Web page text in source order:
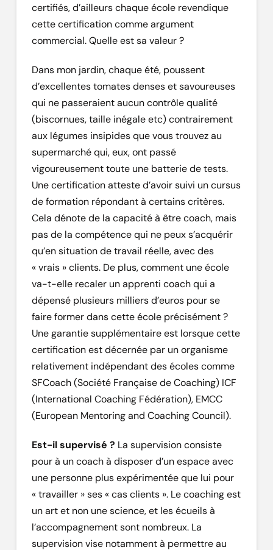
certifiés, d’ailleurs chaque école revendique
cette certification comme argument
commercial. Quelle est sa valeur ?
Dans mon jardin, chaque été, poussent
d’excellentes tomates denses et savoureuses
qui ne passeraient aucun contrôle qualité
(biscornues, taille inégale etc) contrairement
aux légumes insipides que vous trouvez au
supermarché qui, eux, ont passé
vigoureusement toute une batterie de tests.
Une certification atteste d’avoir suivi un cursus
de formation répondant à certains critères.
Cela dénote de la capacité à être coach, mais
pas de la compétence qui ne peux s’acquérir
qu’en situation de travail réelle, avec des
« vrais » clients. De plus, comment une école
va-t-elle recaler un apprenti coach qui a
dépensé plusieurs milliers d’euros pour se
faire former dans cette école précisément ?
Une garantie supplémentaire est lorsque cette
certification est décernée par un organisme
relativement indépendant des écoles comme
SFCoach (Société Française de Coaching) ICF
(International Coaching Fédération), EMCC
(European Mentoring and Coaching Council).
Est-il supervisé ? La supervision consiste
pour à un coach à disposer d’un espace avec
une personne plus expérimentée que lui pour
« travailler » ses « cas clients ». Le coaching est
un art et non une science, et les écueils à
l’accompagnement sont nombreux. La
supervision vise notamment à permettre au